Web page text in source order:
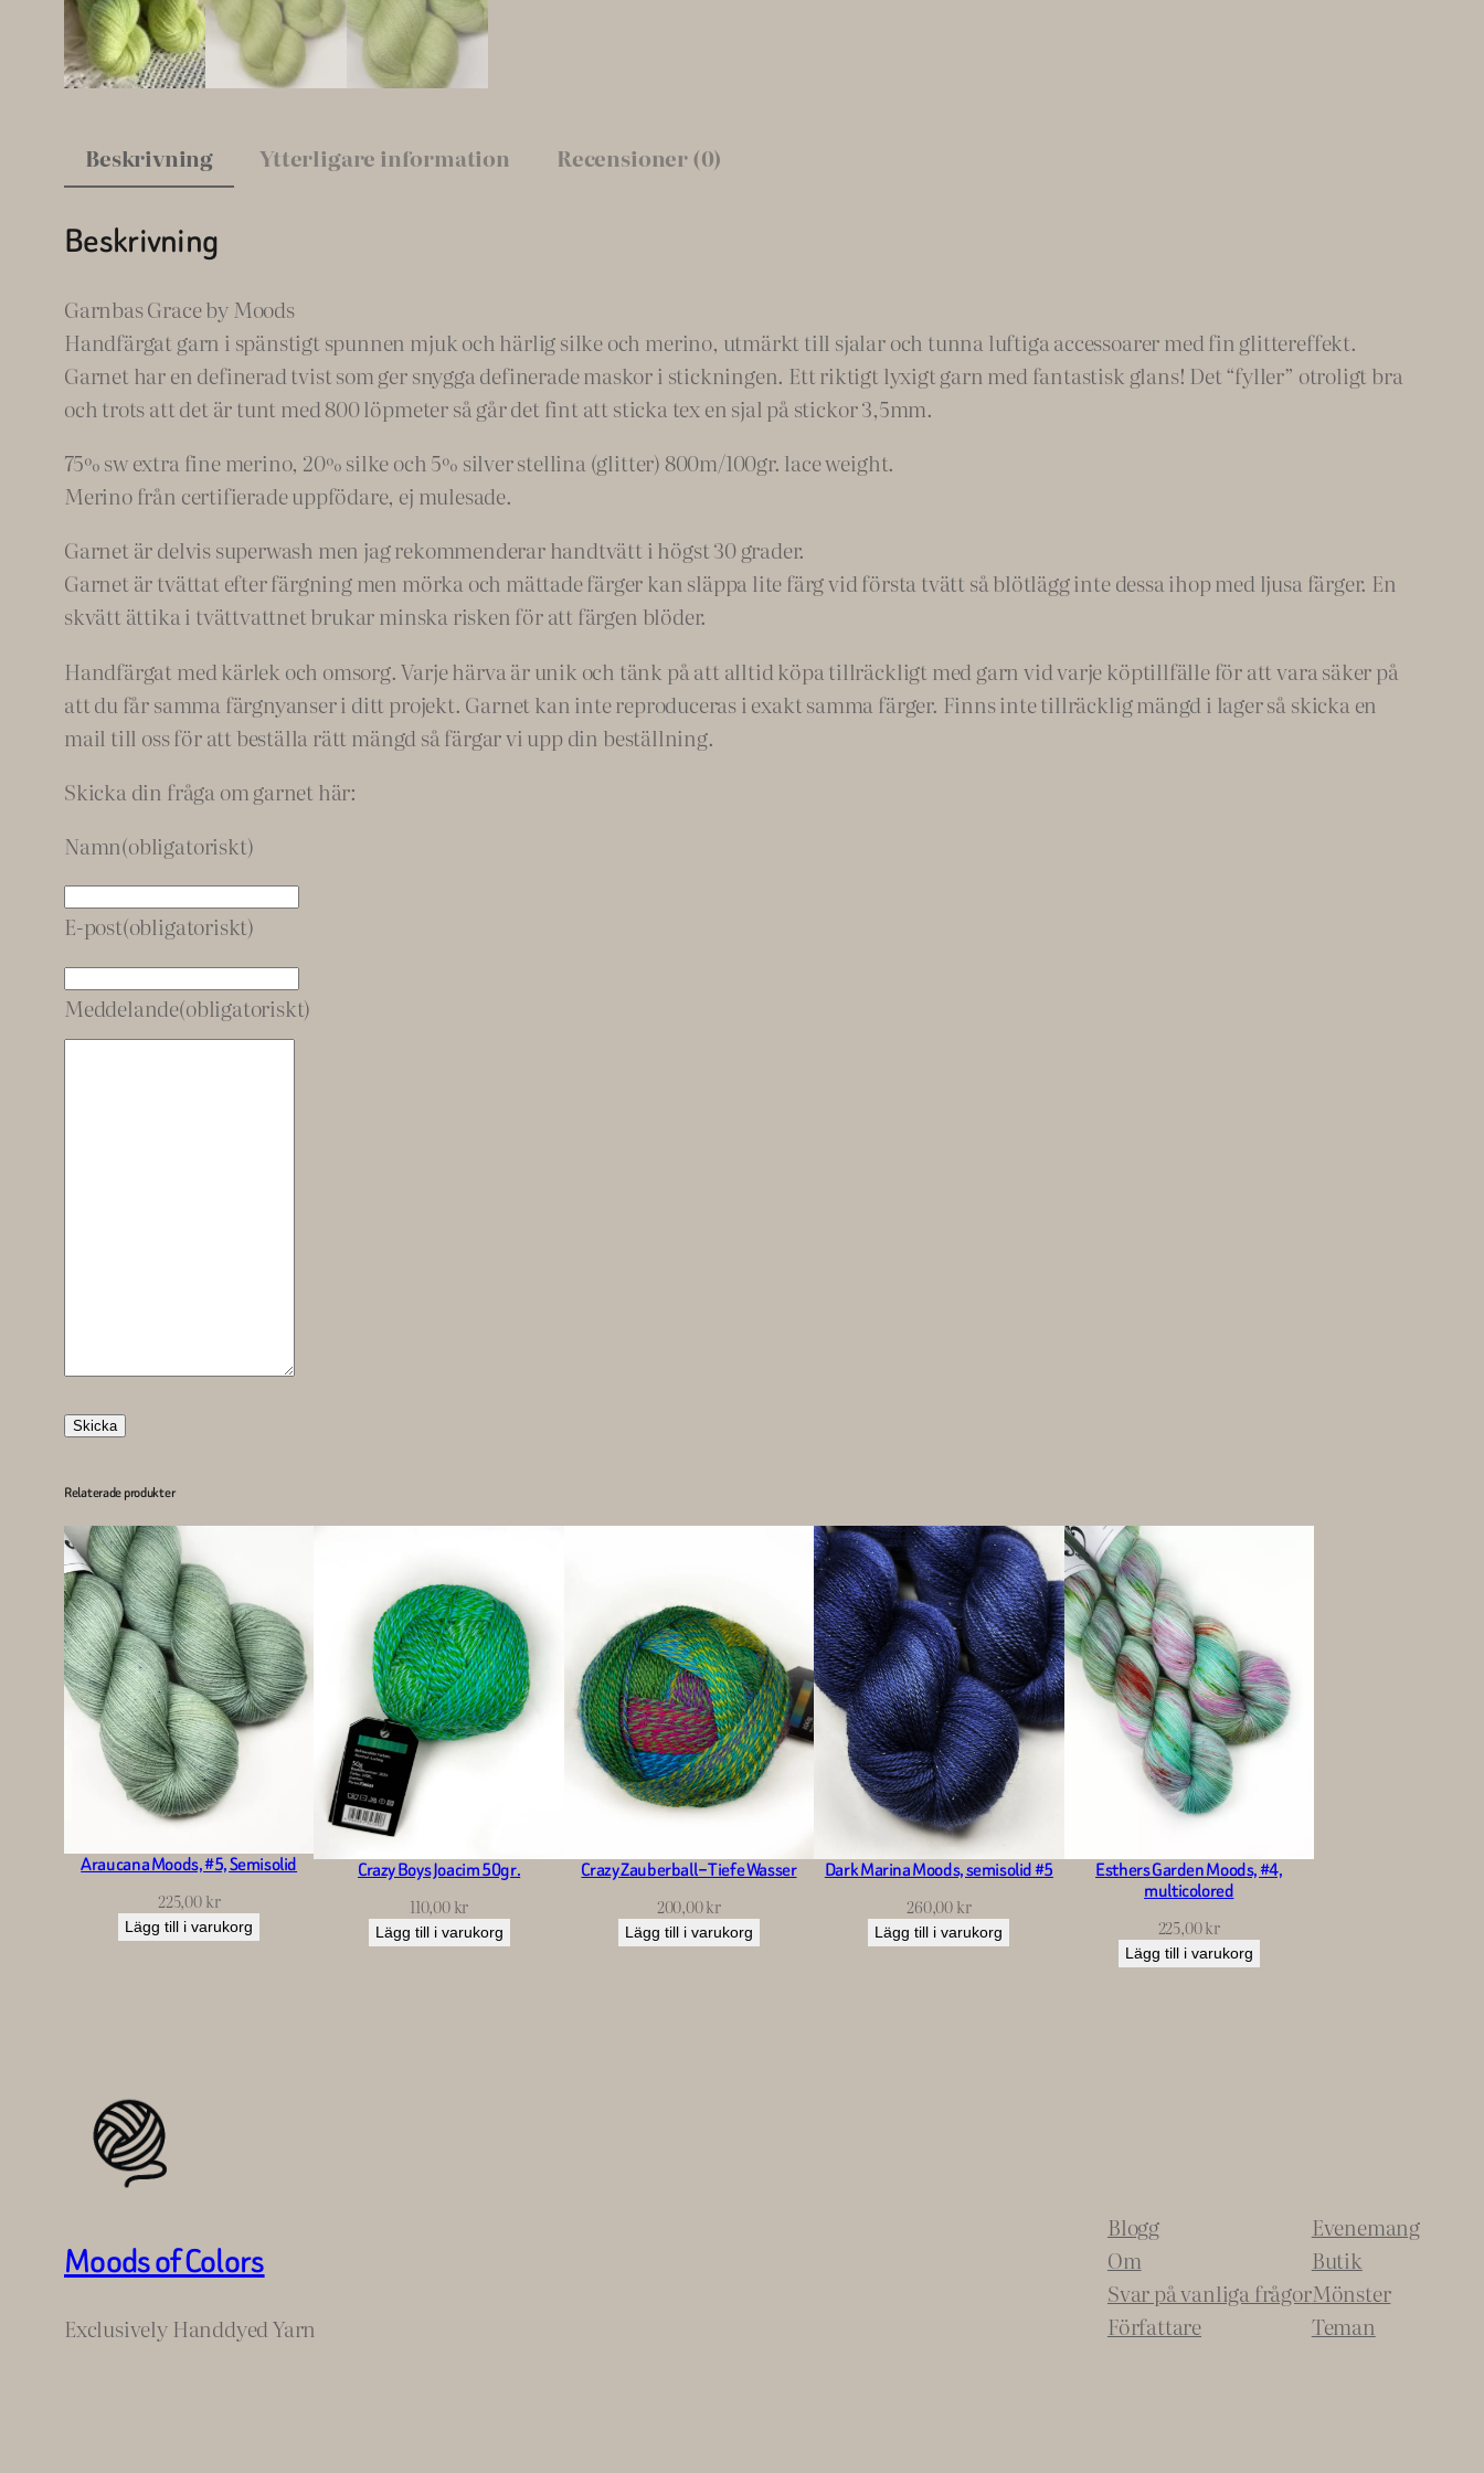
,
o
l
i
d
m
ä
n
g
d
Beskrivning Ytterligare information Recensioner (0)
Beskrivning
Garnbas Grace by Moods
Handfärgat garn i spänstigt spunnen mjuk och härlig silke och merino, utmärkt till sjalar och tunna luftiga accessoarer med fin glittereffekt.
Garnet har en definerad tvist som ger snygga definerade maskor i stickningen. Ett riktigt lyxigt garn med fantastisk glans! Det “fyller” otroligt bra
och trots att det är tunt med 800 löpmeter så går det fint att sticka tex en sjal på stickor 3,5mm.
75% sw extra fine merino, 20% silke och 5% silver stellina (glitter) 800m/100gr. lace weight.
Merino från certifierade uppfödare, ej mulesade.
Garnet är delvis superwash men jag rekommenderar handtvätt i högst 30 grader.
Garnet är tvättat efter färgning men mörka och mättade färger kan släppa lite färg vid första tvätt så blötlägg inte dessa ihop med ljusa färger. En
skvätt ättika i tvättvattnet brukar minska risken för att färgen blöder.
Handfärgat med kärlek och omsorg. Varje härva är unik och tänk på att alltid köpa tillräckligt med garn vid varje köptillfälle för att vara säker på
att du får samma färgnyanser i ditt projekt. Garnet kan inte reproduceras i exakt samma färger. Finns inte tillräcklig mängd i lager så skicka en
mail till oss för att beställa rätt mängd så färgar vi upp din beställning.
Skicka din fråga om garnet här:
Namn(obligatoriskt)
E-post(obligatoriskt)
Meddelande(obligatoriskt)
Skicka
Relaterade produkter
Araucana Moods, #5, Semisolid
225,00kr
Lägg till i varukorg
Crazy Boys Joacim 50gr.
110,00kr
Lägg till i varukorg
Crazy Zauberball – Tiefe Wasser
200,00kr
Lägg till i varukorg
Dark Marina Moods, semisolid #5
260,00kr
Lägg till i varukorg
Esthers Garden Moods, #4,
multicolored
225,00kr
Lägg till i varukorg
Moods of Colors
Exclusively Handdyed Yarn
Blogg
Om
Svar på vanliga frågor
Författare
Evenemang
Butik
Mönster
Teman